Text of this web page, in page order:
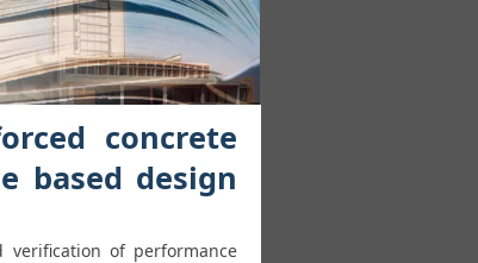
concrete
based design
verification of performance